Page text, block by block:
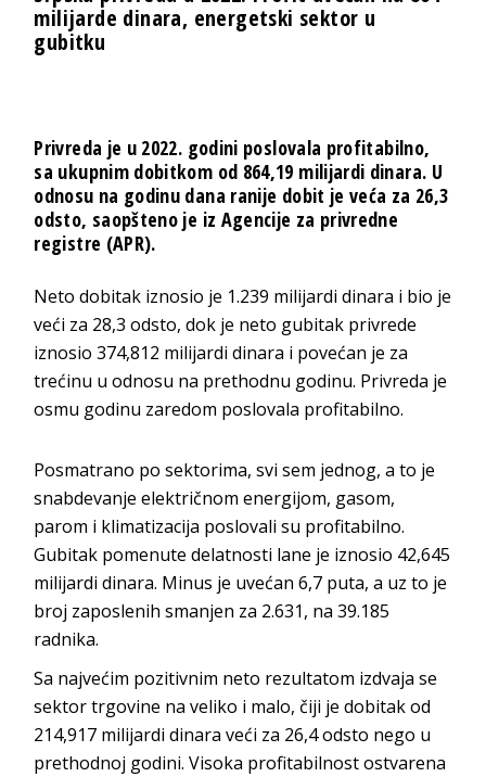
milijarde dinara, energetski sektor u
gubitku
Privreda je u 2022. godini poslovala profitabilno,
sa ukupnim dobitkom od 864,19 milijardi dinara. U
odnosu na godinu dana ranije dobit je veća za 26,3
odsto, saopšteno je iz Agencije za privredne
registre (APR).
Neto dobitak iznosio je 1.239 milijardi dinara i bio je
veći za 28,3 odsto, dok je neto gubitak privrede
iznosio 374,812 milijardi dinara i povećan je za
trećinu u odnosu na prethodnu godinu. Privreda je
osmu godinu zaredom poslovala profitabilno.
Posmatrano po sektorima, svi sem jednog, a to je
snabdevanje električnom energijom, gasom,
parom i klimatizacija poslovali su profitabilno.
Gubitak pomenute delatnosti lane je iznosio 42,645
milijardi dinara. Minus je uvećan 6,7 puta, a uz to je
broj zaposlenih smanjen za 2.631, na 39.185
radnika.
Sa najvećim pozitivnim neto rezultatom izdvaja se
sektor trgovine na veliko i malo, čiji je dobitak od
214,917 milijardi dinara veći za 26,4 odsto nego u
prethodnoj godini. Visoka profitabilnost ostvarena